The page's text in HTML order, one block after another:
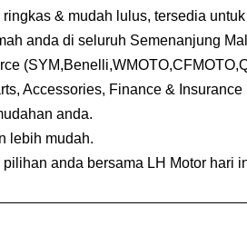
& mudah lulus, tersedia
anda di seluruh Semenanjung
Accessories, Finance & Insurance
anda.
lebih mudah.
anda bersama LH Motor hari